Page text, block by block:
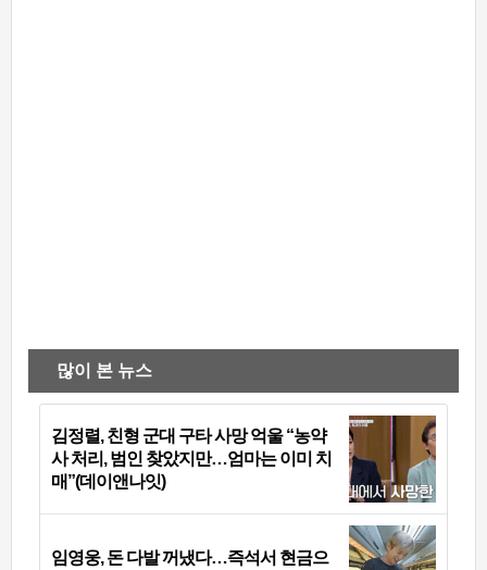
많이 본 뉴스
김정렬, 친형 군대 구타 사망 억울 “농약
사 처리, 범인 찾았지만…엄마는 이미 치
매”(데이앤나잇)
임영웅, 돈 다발 꺼냈다…즉석서 현금으